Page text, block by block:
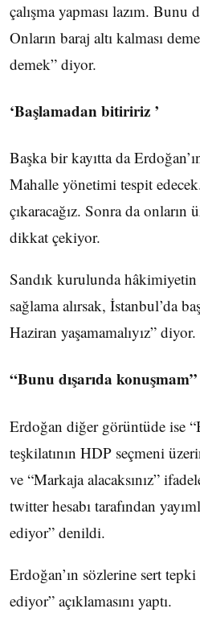
çalışma yapması lazım. Bunu
Onların baraj altı kalması
demek” diyor.
‘Başlamadan bitiririz ’
Başka bir kayıtta da
Mahalle yönetimi tespit
çıkaracağız. Sonra da onların
dikkat çekiyor.
Sandık kurulunda hâkimiyetin
sağlama alırsak, İstanbul’da
Haziran yaşamamalıyız” diyor.
“Bunu dışarıda konuşmam”
Erdoğan diğer görüntüde ise
teşkilatının HDP seçmeni
ve “Markaja alacaksınız”
twitter hesabı tarafından
ediyor” denildi.
Erdoğan’ın sözlerine sert
ediyor” açıklamasını yaptı.